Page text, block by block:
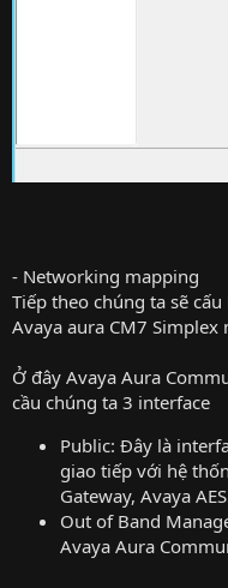
- Networking mapping
Tiếp theo chúng ta sẽ
Avaya aura CM7
Ở đây Avaya Aura
cầu chúng ta 3 interface
Public: Đây là
giao tiếp với hệ
Gateway, Avaya
Out of Band
Avaya Aura